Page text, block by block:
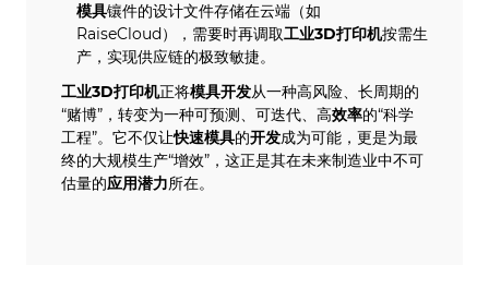
模具镶件的设计文件存储在云端（如
RaiseCloud），需要时再调取工业3D打印机按需生
产，实现供应链的极致敏捷。
工业3D打印机正将模具开发从一种高风险、长周期的
“赌博”，转变为一种可预测、可迭代、高效率的“科学
工程”。它不仅让快速模具的开发成为可能，更是为最
终的大规模生产“增效”，这正是其在未来制造业中不可
估量的应用潜力所在。